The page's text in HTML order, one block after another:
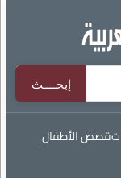
قصص الأطفال